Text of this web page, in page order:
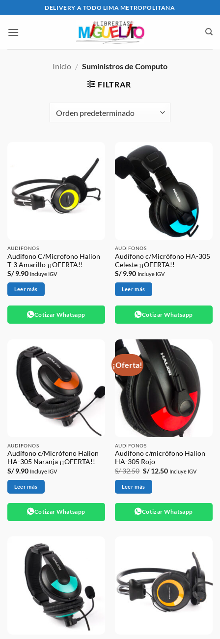
al
contenido
DELIVERY A TODO LIMA METROPOLITANA
Inicio / Suministros de Computo
FILTRAR
AUDIFONOS
Audifono C/Microfono Halion
T-3 Amarillo ¡¡OFERTA!!
S/9.90 Incluye IGV
Leer más
Cotizar Whatsapp
AUDIFONOS
Audífono c/Micrófono HA-305
Celeste ¡¡OFERTA!!
S/9.90 Incluye IGV
Leer más
Cotizar Whatsapp
AUDIFONOS
Audífono c/Micrófono Halion
HA-305 Naranja ¡¡OFERTA!!
S/9.90 Incluye IGV
Leer más
Cotizar Whatsapp
¡Oferta!
AUDIFONOS
Audifono c/micrófono Halion
HA-305 Rojo
S/32.50 El
original
era:
S/ 32.50.
S/12.50El
precio
Incluye IGV
Leer más
Cotizar Whatsapp